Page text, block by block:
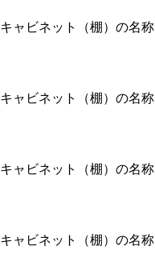
キャビネット（棚）の名称
キャビネット（棚）の名称
キャビネット（棚）の名称
キャビネット（棚）の名称